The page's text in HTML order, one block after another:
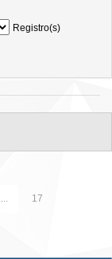
Registro(s)
... 17